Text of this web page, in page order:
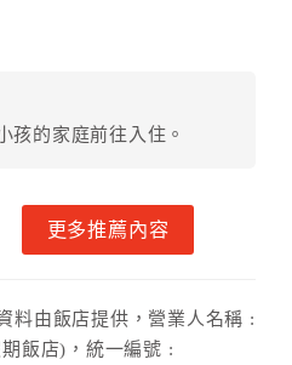
計大於原訂單費用總計時，
限原訂飯店
費用扣除總計0%為手續費
費用扣除總計25%為手續費
費用扣除總計100%為手續費
孩的家庭前往入住。
更多推薦內容
料由飯店提供，營業人名稱 :
飯店)，統一編號 :